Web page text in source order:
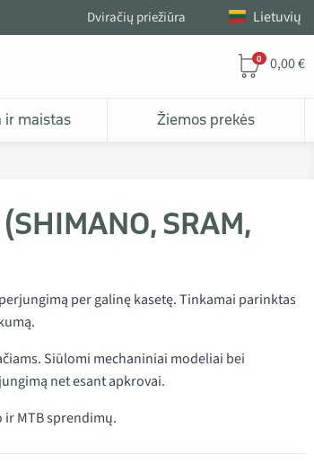
Dviračių priežiūra Lietuvių
0 0,00 €
ir maistas Žiemos prekės
SRAM,
per galinę kasetę. Tinkamai parinktas
Siūlomi mechaniniai modeliai bei
net esant apkrovai.
MTB sprendimų.